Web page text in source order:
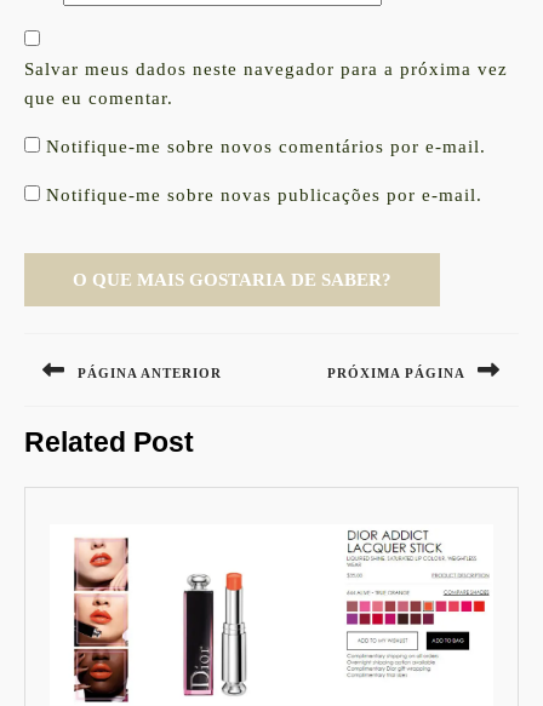
Salvar meus dados neste navegador para a próxima vez
que eu comentar.
Notifique-me sobre novos comentários por e-mail.
Notifique-me sobre novas publicações por e-mail.
de
PÁGINA ANTERIOR
post:
PRÓXIMA PÁGINA
Related Post